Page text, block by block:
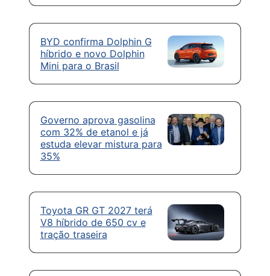
BYD confirma Dolphin G
híbrido e novo Dolphin
Mini para o Brasil
Governo aprova gasolina
com 32% de etanol e já
estuda elevar mistura para
35%
Toyota GR GT 2027 terá
V8 híbrido de 650 cv e
tração traseira